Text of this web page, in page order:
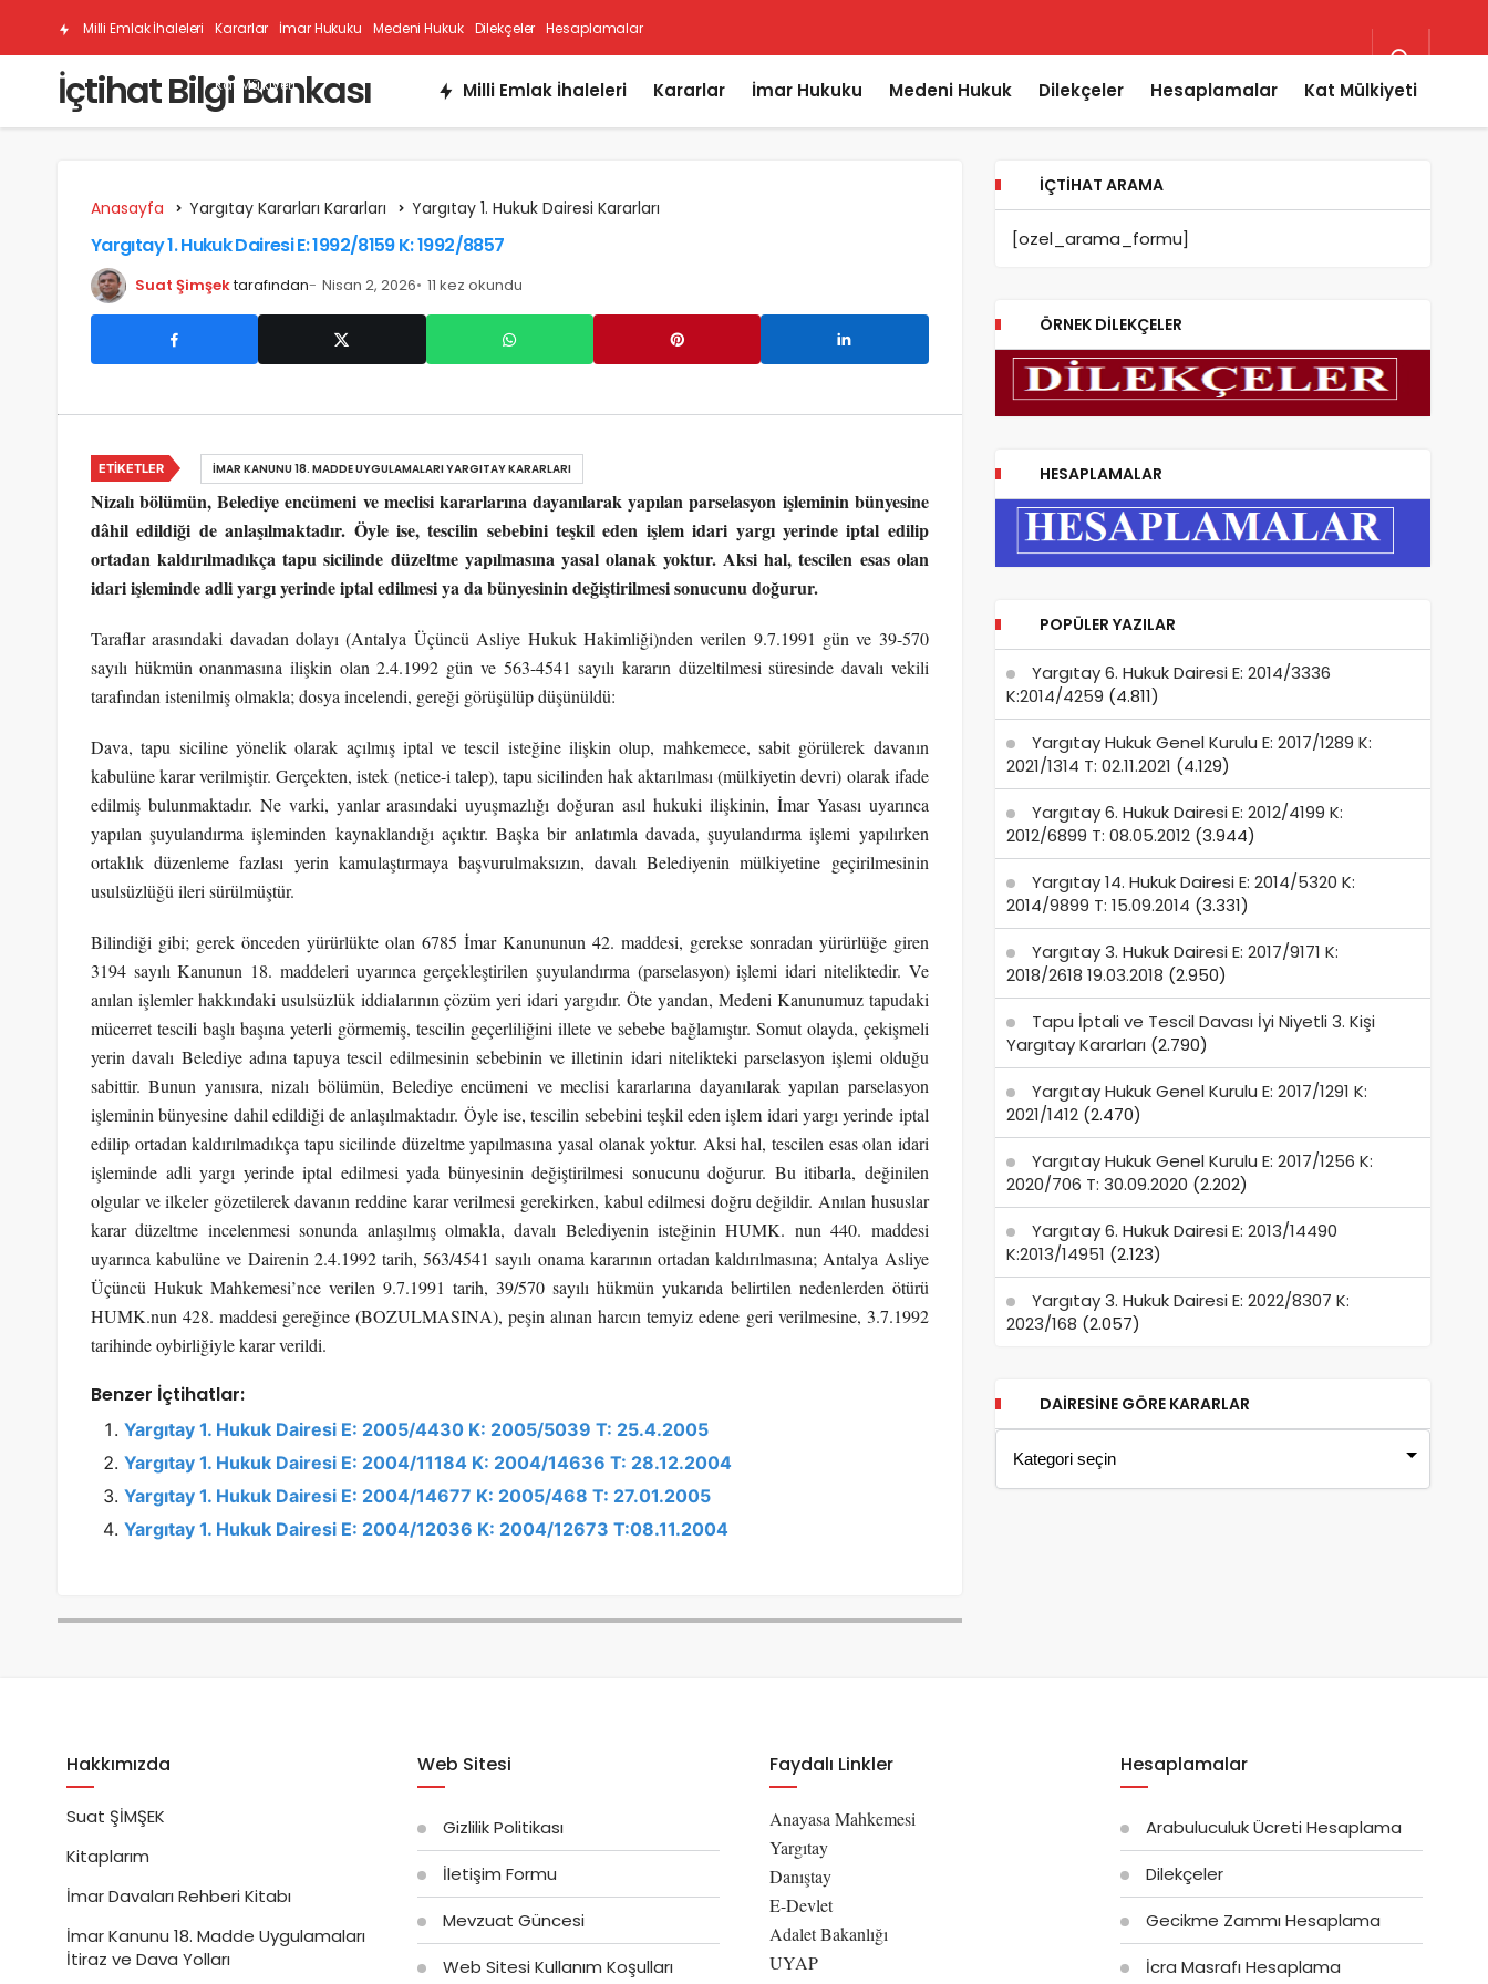
Milli Emlak İhaleleri Kararlar İmar Hukuku Medeni Hukuk Dilekçeler Hesaplamalar
Kat Mülkiyeti
İçtihat Bilgi Bankası Milli Emlak İhaleleri Kararlar İmar Hukuku Medeni Hukuk Dilekçeler Hesaplamalar Kat Mülkiyeti
Anasayfa Yargıtay Kararları Kararları Yargıtay 1. Hukuk Dairesi Kararları
Yargıtay 1. Hukuk Dairesi E: 1992/8159 K: 1992/8857
Suat Şimşektarafından Nisan 2, 2026 11 kez okundu
Nizalı bölümün, Belediye encümeni ve meclisi kararlarına dayanılarak yapılan parselasyon işleminin bünyesine
dâhil edildiği de anlaşılmaktadır. Öyle ise, tescilin sebebini teşkil eden işlem idari yargı yerinde iptal edilip
ortadan kaldırılmadıkça tapu sicilinde düzeltme yapılmasına yasal olanak yoktur. Aksi hal, tescilen esas olan
idari işleminde adli yargı yerinde iptal edilmesi ya da bünyesinin değiştirilmesi sonucunu doğurur.
Taraflar arasındaki davadan dolayı (Antalya Üçüncü Asliye Hukuk Hakimliği)nden verilen 9.7.1991 gün ve 39-570
sayılı hükmün onanmasına ilişkin olan 2.4.1992 gün ve 563-4541 sayılı kararın düzeltilmesi süresinde davalı vekili
tarafından istenilmiş olmakla; dosya incelendi, gereği görüşülüp düşünüldü:
Dava, tapu siciline yönelik olarak açılmış iptal ve tescil isteğine ilişkin olup, mahkemece, sabit görülerek davanın
kabulüne karar verilmiştir. Gerçekten, istek (netice-i talep), tapu sicilinden hak aktarılması (mülkiyetin devri) olarak ifade
edilmiş bulunmaktadır. Ne varki, yanlar arasındaki uyuşmazlığı doğuran asıl hukuki ilişkinin, İmar Yasası uyarınca
yapılan şuyulandırma işleminden kaynaklandığı açıktır. Başka bir anlatımla davada, şuyulandırma işlemi yapılırken
ortaklık düzenleme fazlası yerin kamulaştırmaya başvurulmaksızın, davalı Belediyenin mülkiyetine geçirilmesinin
usulsüzlüğü ileri sürülmüştür.
Bilindiği gibi; gerek önceden yürürlükte olan 6785 İmar Kanununun 42. maddesi, gerekse sonradan yürürlüğe giren
3194 sayılı Kanunun 18. maddeleri uyarınca gerçekleştirilen şuyulandırma (parselasyon) işlemi idari niteliktedir. Ve
anılan işlemler hakkındaki usulsüzlük iddialarının çözüm yeri idari yargıdır. Öte yandan, Medeni Kanunumuz tapudaki
mücerret tescili başlı başına yeterli görmemiş, tescilin geçerliliğini illete ve sebebe bağlamıştır. Somut olayda, çekişmeli
yerin davalı Belediye adına tapuya tescil edilmesinin sebebinin ve illetinin idari nitelikteki parselasyon işlemi olduğu
sabittir. Bunun yanısıra, nizalı bölümün, Belediye encümeni ve meclisi kararlarına dayanılarak yapılan parselasyon
işleminin bünyesine dahil edildiği de anlaşılmaktadır. Öyle ise, tescilin sebebini teşkil eden işlem idari yargı yerinde iptal
edilip ortadan kaldırılmadıkça tapu sicilinde düzeltme yapılmasına yasal olanak yoktur. Aksi hal, tescilen esas olan idari
işleminde adli yargı yerinde iptal edilmesi yada bünyesinin değiştirilmesi sonucunu doğurur. Bu itibarla, değinilen
olgular ve ilkeler gözetilerek davanın reddine karar verilmesi gerekirken, kabul edilmesi doğru değildir. Anılan hususlar
karar düzeltme incelenmesi sonunda anlaşılmış olmakla, davalı Belediyenin isteğinin HUMK. nun 440. maddesi
uyarınca kabulüne ve Dairenin 2.4.1992 tarih, 563/4541 sayılı onama kararının ortadan kaldırılmasına; Antalya Asliye
Üçüncü Hukuk Mahkemesi’nce verilen 9.7.1991 tarih, 39/570 sayılı hükmün yukarıda belirtilen nedenlerden ötürü
HUMK.nun 428. maddesi gereğince (BOZULMASINA), peşin alınan harcın temyiz edene geri verilmesine, 3.7.1992
tarihinde oybirliğiyle karar verildi.
Benzer İçtihatlar:
Yargıtay 1. Hukuk Dairesi E: 2005/4430 K: 2005/5039 T: 25.4.2005
Yargıtay 1. Hukuk Dairesi E: 2004/11184 K: 2004/14636 T: 28.12.2004
Yargıtay 1. Hukuk Dairesi E: 2004/14677 K: 2005/468 T: 27.01.2005
Yargıtay 1. Hukuk Dairesi E: 2004/12036 K: 2004/12673 T:08.11.2004
ETIKETLER İMAR KANUNU 18. MADDE UYGULAMALARI YARGITAY KARARLARI
İÇTIHAT ARAMA
[ozel_arama_formu]
ÖRNEK DILEKÇELER
HESAPLAMALAR
POPÜLER YAZILAR
Yargıtay 6. Hukuk Dairesi E: 2014/3336
K:2014/4259 (4.811)
Yargıtay Hukuk Genel Kurulu E: 2017/1289 K:
2021/1314 T: 02.11.2021 (4.129)
Yargıtay 6. Hukuk Dairesi E: 2012/4199 K:
2012/6899 T: 08.05.2012 (3.944)
Yargıtay 14. Hukuk Dairesi E: 2014/5320 K:
2014/9899 T: 15.09.2014 (3.331)
Yargıtay 3. Hukuk Dairesi E: 2017/9171 K:
2018/2618 19.03.2018 (2.950)
Tapu İptali ve Tescil Davası İyi Niyetli 3. Kişi
Yargıtay Kararları (2.790)
Yargıtay Hukuk Genel Kurulu E: 2017/1291 K:
2021/1412 (2.470)
Yargıtay Hukuk Genel Kurulu E: 2017/1256 K:
2020/706 T: 30.09.2020 (2.202)
Yargıtay 6. Hukuk Dairesi E: 2013/14490
K:2013/14951 (2.123)
Yargıtay 3. Hukuk Dairesi E: 2022/8307 K:
2023/168 (2.057)
DAIRESINE GÖRE KARARLAR
Hakkımızda
Suat ŞİMŞEK
Kitaplarım
İmar Davaları Rehberi Kitabı
İmar Kanunu 18. Madde Uygulamaları
İtiraz ve Dava Yolları
Web Sitesi
Gizlilik Politikası
İletişim Formu
Mevzuat Güncesi
Web Sitesi Kullanım Koşulları
Faydalı Linkler
Anayasa Mahkemesi
Yargıtay
Danıştay
E-Devlet
Adalet Bakanlığı
UYAP
Hesaplamalar
Arabuluculuk Ücreti Hesaplama
Dilekçeler
Gecikme Zammı Hesaplama
İcra Masrafı Hesaplama